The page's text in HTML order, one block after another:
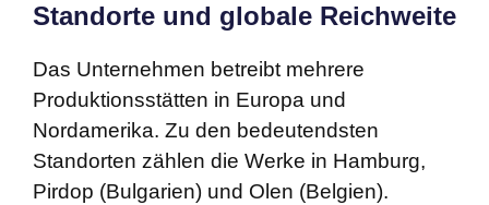
Standorte und globale Reichweite
Das Unternehmen betreibt mehrere
Produktionsstätten in Europa und
Nordamerika. Zu den bedeutendsten
Standorten zählen die Werke in Hamburg,
Pirdop (Bulgarien) und Olen (Belgien).